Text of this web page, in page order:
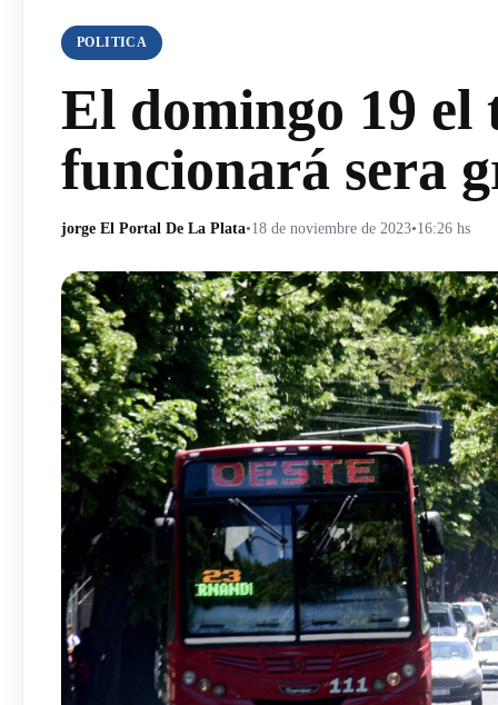
POLITICA
El domingo 19
funcionará sera
jorge El Portal De La Plata•18 de noviembre de 2023•16:26 hs